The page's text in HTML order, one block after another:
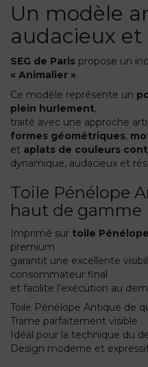
Un modèle
audacieux
SEG de Paris propose un
« Animalier ».
Ce modèle représente un
plein hurlement,
traité avec une approche
formes géométriques,
et aplats de couleurs
dynamique, audacieux et
Toile Pénélope
haut de gamme
Imprimé sur toile
premium
garantit une excellente
consommateur final
et facilite l’exécution au
Toile Pénélope Antique de
Trame parfaitement visible
Idéal pour la technique du
Design moderne et